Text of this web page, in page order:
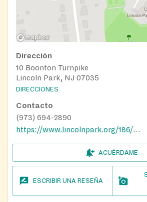
Dirección
10 Boonton Turnpike
Lincoln Park, NJ 07035
DIRECCIONES
Contacto
(973) 694-2890
https://www.lincolnpark.org/186/Food-Pantry
ACUÉRDAME
ESCRIBIR UNA RESEÑA